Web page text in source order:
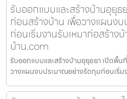
รับออกแบบและสร้างบ้านอุยุ
ก่อนสร้างบ้าน เพื่อวางแผนง
ก่อนเริ่มงานรับเหมาก่อสร้าง
บ้าน.com
รับออกแบบและสร้างบ้านอุยุธยา เปิดพื้น
วางแผนงบประมาณอย่างรัดกุมก่อนเริ่ม